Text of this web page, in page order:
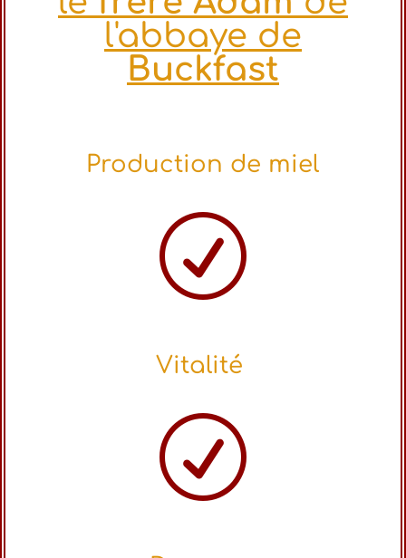
l'abbaye de
Buckfast
Production de miel
R
Vitalité
R